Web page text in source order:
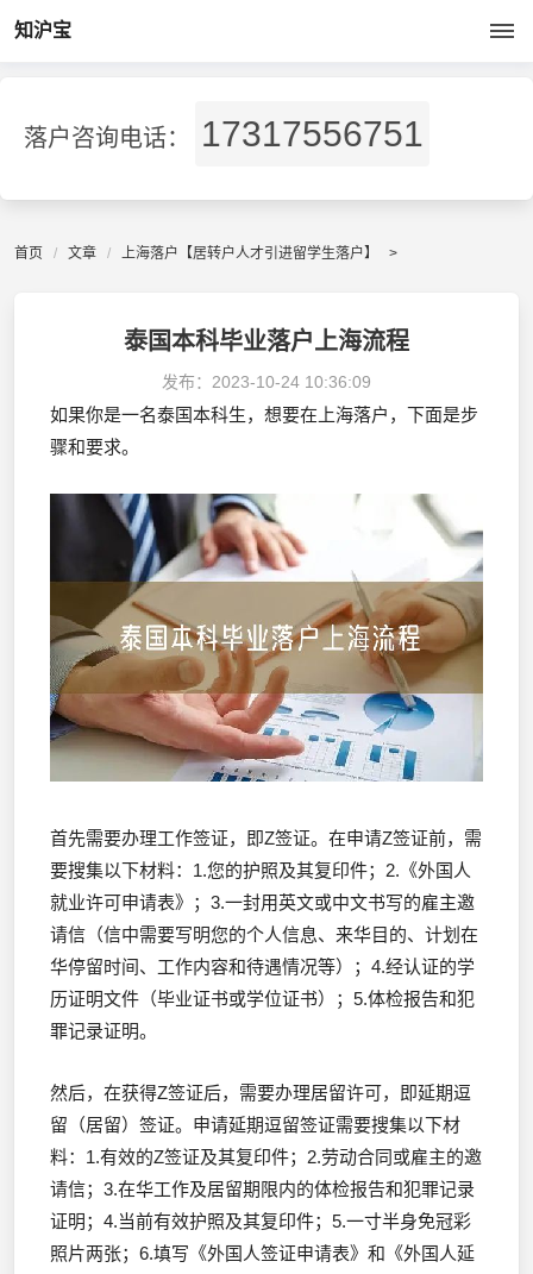
知沪宝
落户咨询电话： 17317556751
首页 文章 上海落户【居转户人才引进留学生落户】 >
泰国本科毕业落户上海流程
发布： 2023-10-24 10:36:09
如果你是一名泰国本科生，想要在上海落户，下面是步
骤和要求。
首先需要办理工作签证，即Z签证。在申请Z签证前，需
要搜集以下材料：1.您的护照及其复印件；2.《外国人
就业许可申请表》；3.一封用英文或中文书写的雇主邀
请信（信中需要写明您的个人信息、来华目的、计划在
华停留时间、工作内容和待遇情况等）；4.经认证的学
历证明文件（毕业证书或学位证书）；5.体检报告和犯
罪记录证明。
然后，在获得Z签证后，需要办理居留许可，即延期逗
留（居留）签证。申请延期逗留签证需要搜集以下材
料：1.有效的Z签证及其复印件；2.劳动合同或雇主的邀
请信；3.在华工作及居留期限内的体检报告和犯罪记录
证明；4.当前有效护照及其复印件；5.一寸半身免冠彩
照片两张；6.填写《外国人签证申请表》和《外国人延